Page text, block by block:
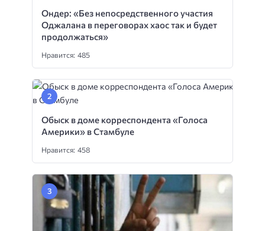
Ондер: «Без непосредственного участия
Оджалана в переговорах хаос так и будет
продолжаться»
Нравится: 485
Обыск в доме корреспондента «Голоса
Америки» в Стамбуле
Нравится: 458